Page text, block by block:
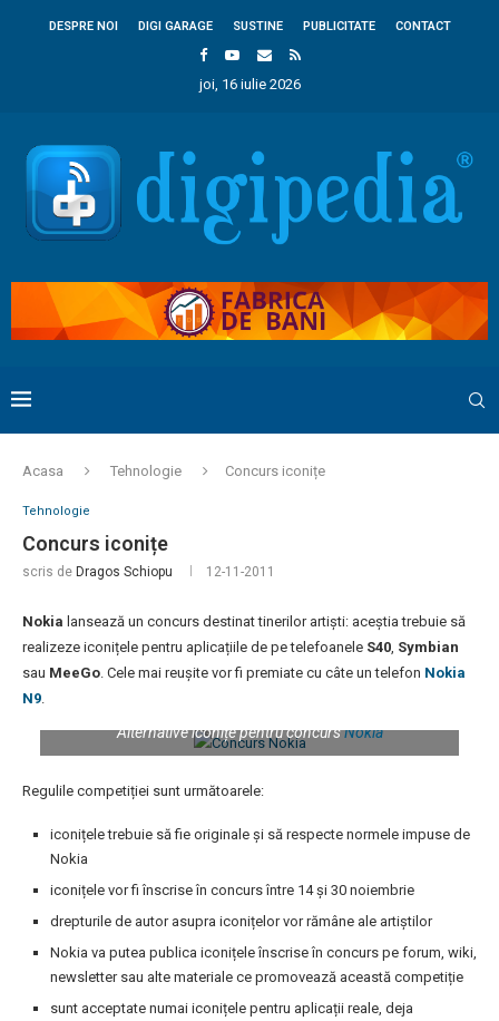
DESPRE NOI DIGI GARAGE SUSTINE PUBLICITATE CONTACT
joi, 16 iulie 2026
Acasa Tehnologie Concurs iconițe
Tehnologie
Concurs iconițe
scris de Dragos Schiopu 12-11-2011
Nokia lansează un concurs destinat tinerilor artiști: aceștia trebuie să
realizeze iconițele pentru aplicațiile de pe telefoanele S40, Symbian
sau MeeGo. Cele mai reușite vor fi premiate cu câte un telefon Nokia
N9.
Alternative iconițe pentru concursNokia
Regulile competiției sunt următoarele:
iconițele trebuie să fie originale și să respecte normele impuse de
Nokia
iconițele vor fi înscrise în concurs între 14 și 30 noiembrie
drepturile de autor asupra iconițelor vor rămâne ale artiștilor
Nokia va putea publica iconițele înscrise în concurs pe forum, wiki,
newsletter sau alte materiale ce promovează această competiție
sunt acceptate numai iconițele pentru aplicații reale, deja